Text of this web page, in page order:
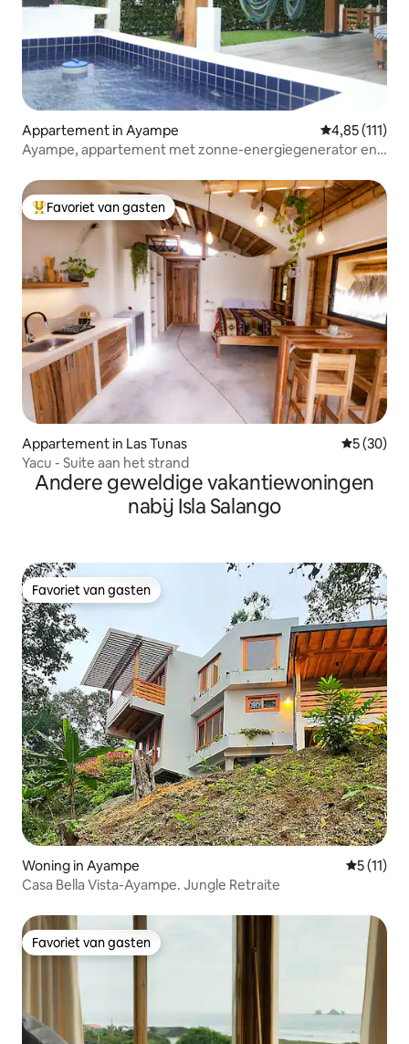
Appartement in Ayampe Gemiddelde
4,85 (111)
Ayampe, appartement met zonne-energiegenerator en
Topfavoriet van gasten
Favoriet van gasten
Appartement in Las Tunas
5 (30)
Yacu - Suite aan het strand
Andere geweldige vakantiewoningen
nabij Isla Salango
Favoriet van gasten
Favoriet van gasten
Woning in Ayampe
5 (11)
Casa Bella Vista-Ayampe. Jungle Retraite
Favoriet van gasten
Favoriet van gasten